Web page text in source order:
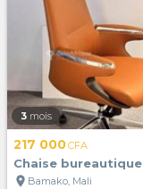
3 mois
217 000CFA
Chaise bureautique
location_on Bamako, Mali